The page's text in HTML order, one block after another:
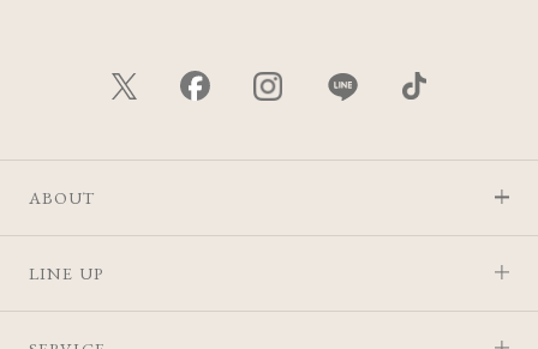
ABOUT
LINE UP